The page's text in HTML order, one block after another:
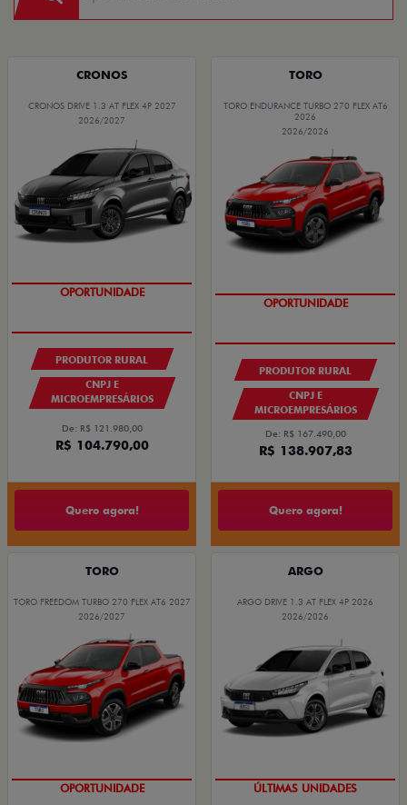
CRONOS
CRONOS DRIVE 1.3 AT FLEX 4P 2027
2026/2027
GRANDE CHANCE FIAT
PRODUTOR RURAL
CNPJ E
MICROEMPRESÁRIOS
De: R$ 121.980,00
R$ 104.790,00
Quero agora!
TORO
TORO ENDURANCE TURBO 270 FLEX AT6
2026
2026/2026
PRODUTOR RURAL
CNPJ E
MICROEMPRESÁRIOS
De: R$ 167.490,00
R$ 138.907,83
Quero agora!
TORO
TORO FREEDOM TURBO 270 FLEX AT6 2027
2026/2027
ARGO
ARGO DRIVE 1.3 AT FLEX 4P 2026
2026/2026